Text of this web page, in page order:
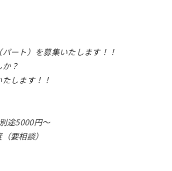
ート）を募集いたします！！
？
します！！
途5000円～
要相談）